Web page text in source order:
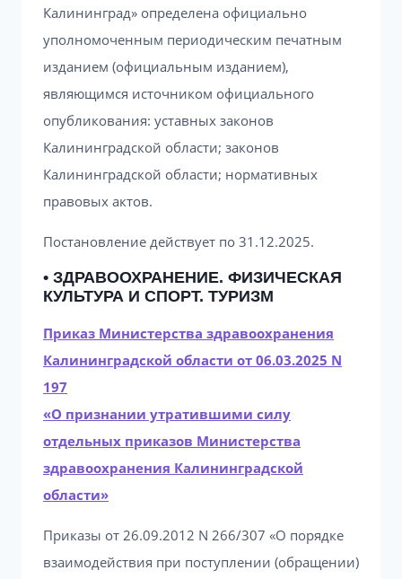
Калининград» определена официально
уполномоченным периодическим печатным
изданием (официальным изданием),
являющимся источником официального
опубликования: уставных законов
Калининградской области; законов
Калининградской области; нормативных
правовых актов.
Постановление действует по 31.12.2025.
• ЗДРАВООХРАНЕНИЕ. ФИЗИЧЕСКАЯ
КУЛЬТУРА И СПОРТ. ТУРИЗМ
Приказ Министерства здравоохранения
Калининградской области от 06.03.2025 N
197
«О признании утратившими силу
отдельных приказов Министерства
здравоохранения Калининградской
области»
Приказы от 26.09.2012 N 266/307 «О порядке
взаимодействия при поступлении (обращении)